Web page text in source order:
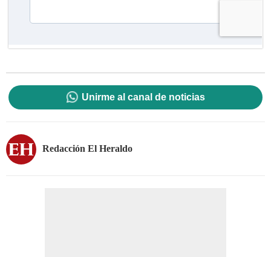
Unirme al canal de noticias
Redacción El Heraldo